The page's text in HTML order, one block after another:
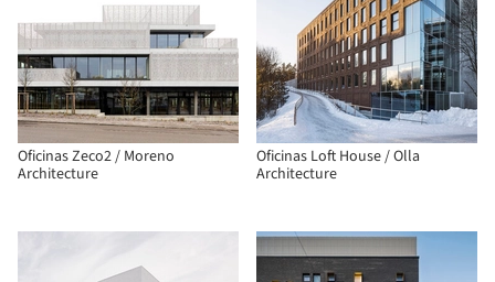
Oficinas Zeco2 / Moreno
Architecture
Oficinas Loft House / Olla
Architecture